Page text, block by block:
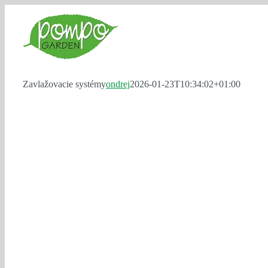
Zavlažovacie systémyondrej2026-01-23T10:34:02+01:00